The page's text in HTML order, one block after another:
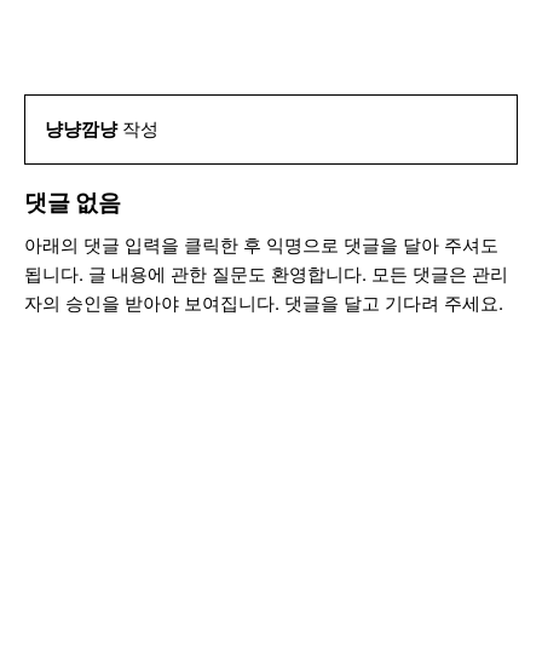
냥냥깜냥작성
댓글 없음
아래의 댓글 입력을 클릭한 후 익명으로 댓글을 달아 주셔도
됩니다. 글 내용에 관한 질문도 환영합니다. 모든 댓글은 관리
자의 승인을 받아야 보여집니다. 댓글을 달고 기다려 주세요.